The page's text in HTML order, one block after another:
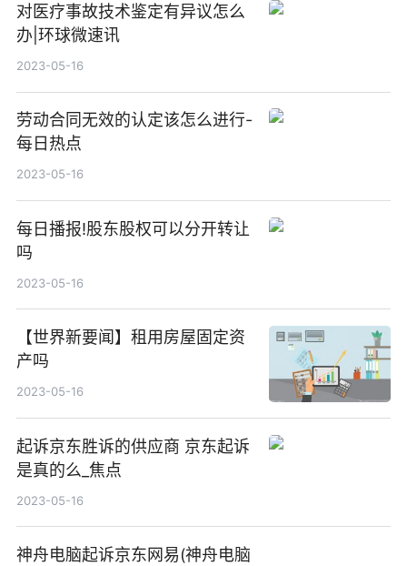
对医疗事故技术鉴定有异议怎么
办|环球微速讯
2023-05-16
劳动合同无效的认定该怎么进行-
每日热点
2023-05-16
每日播报!股东股权可以分开转让
吗
2023-05-16
【世界新要闻】租用房屋固定资
产吗
2023-05-16
起诉京东胜诉的供应商 京东起诉
是真的么_焦点
2023-05-16
神舟电脑起诉京东网易(神舟电脑